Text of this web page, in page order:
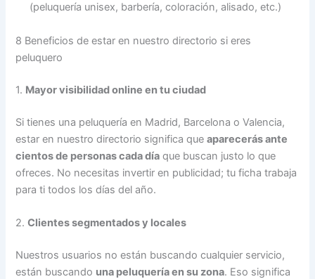
(peluquería unisex, barbería, coloración, alisado, etc.)
8 Beneficios de estar en nuestro directorio si eres
peluquero
1. Mayor visibilidad online en tu ciudad
Si tienes una peluquería en Madrid, Barcelona o Valencia,
estar en nuestro directorio significa queaparecerás ante
cientos de personas cada día que buscan justo lo que
ofreces. No necesitas invertir en publicidad; tu ficha trabaja
para ti todos los días del año.
2.Clientes segmentados y locales
Nuestros usuarios no están buscando cualquier servicio,
están buscando una peluquería en su zona. Eso significa